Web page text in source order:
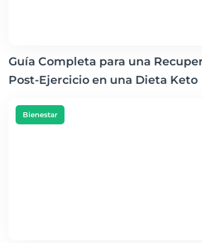
Guía Completa para una
Post-Ejercicio en una Dieta Keto
Bienestar